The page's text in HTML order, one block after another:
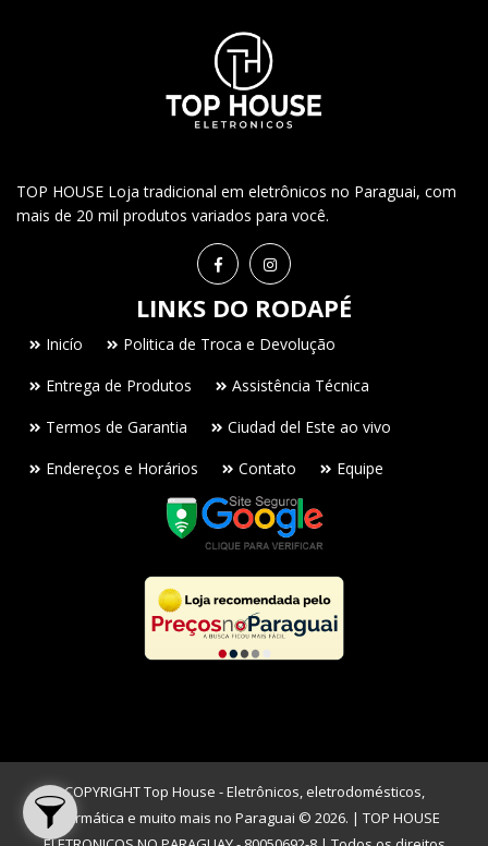
TOP HOUSE Loja tradicional em eletrônicos no Paraguai, com
mais de 20 mil produtos variados para você.
LINKS DO RODAPÉ
Inicío
Politica de Troca e Devolução
Entrega de Produtos
Assistência Técnica
Termos de Garantia
Ciudad del Este ao vivo
Endereços e Horários
Contato Equipe
COPYRIGHT Top House - Eletrônicos, eletrodomésticos,
informática e muito mais no Paraguai © 2026. | TOP HOUSE